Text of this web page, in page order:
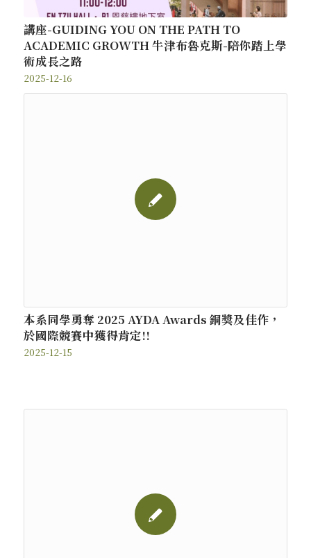
講座-GUIDING YOU ON THE PATH TO
ACADEMIC GROWTH 牛津布魯克斯-陪你踏上學
術成長之路
2025-12-16
本系同學勇奪 2025 AYDA Awards 銅獎及佳作，
於國際競賽中獲得肯定!!
2025-12-15